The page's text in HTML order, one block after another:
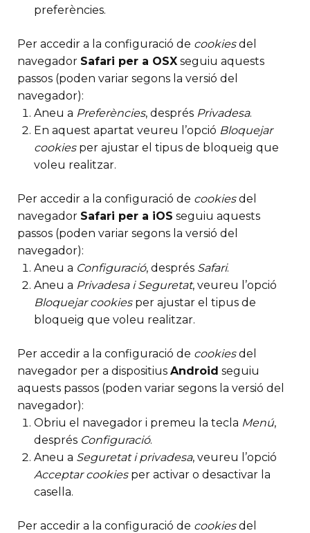
preferències.
Per accedir a la configuració de cookiesdel
navegador Safari per a OSX seguiu aquests
passos (poden variar segons la versió del
navegador):
Aneu a Preferències, després Privadesa.
En aquest apartat veureu l’opció Bloquejar
cookiesper ajustar el tipus de bloqueig que
voleu realitzar.
Per accedir a la configuració de cookiesdel
navegador Safari per a iOS seguiu aquests
passos (poden variar segons la versió del
navegador):
Aneu a Configuració, després Safari.
Aneu a Privadesa i Seguretat, veureu l’opció
Bloquejar cookiesper ajustar el tipus de
bloqueig que voleu realitzar.
Per accedir a la configuració de cookiesdel
navegador per a dispositius Android seguiu
aquests passos (poden variar segons la versió del
navegador):
Obriu el navegador i premeu la tecla Menú,
després Configuració.
Aneu a Seguretat i privadesa, veureu l’opció
Acceptar cookiesper activar o desactivar la
casella.
Per accedir a la configuració de cookiesdel